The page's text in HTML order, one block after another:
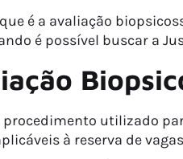
é a avaliação
é possível buscar a
procedimento utilizado
à reserva de vagas